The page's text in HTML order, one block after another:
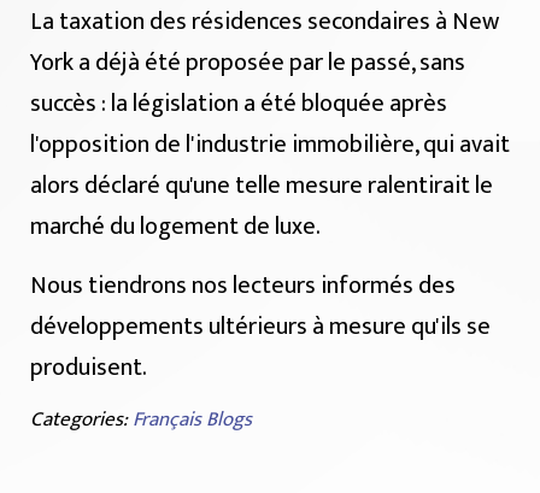
La taxation des résidences secondaires à New
York a déjà été proposée par le passé, sans
succès : la législation a été bloquée après
l'opposition de l'industrie immobilière, qui avait
alors déclaré qu'une telle mesure ralentirait le
marché du logement de luxe.
Nous tiendrons nos lecteurs informés des
développements ultérieurs à mesure qu'ils se
produisent.
Categories:Français Blogs